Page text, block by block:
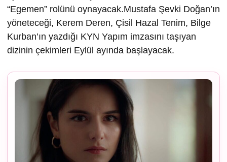
“Egemen” rolünü oynayacak.Mustafa Şevki Doğan’ın
yöneteceği, Kerem Deren, Çisil Hazal Tenim, Bilge
Kurban’ın yazdığı KYN Yapım imzasını taşıyan
dizinin çekimleri Eylül ayında başlayacak.